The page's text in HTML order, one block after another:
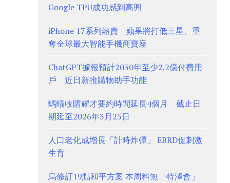
Google TPU成功感到高興
iPhone 17系列熱賣 蘋果將打低三星、重
奪全球最大智能手機商寶座
ChatGPT據報預計2030年至少2.2億付費用
戶 近日新推購物助手功能
螞蟻收購耀才要約時間延長4個月 截止日
期延至2026年3月25日
人口老化成增長「計時炸彈」 EBRD促刺激
生育
烏修訂19點和平方案 本周料無「特澤會」